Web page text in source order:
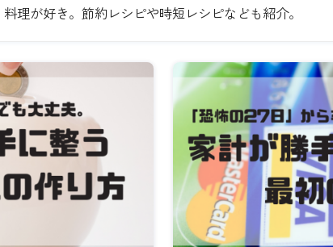
理が好き。節約レシピや時短レシピなども紹介。